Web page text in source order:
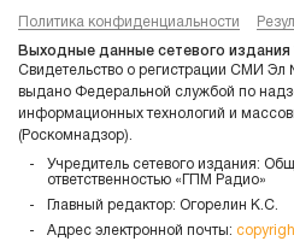
Политика конфиденциальности
Выходные данные сетевого издания
Свидетельство о регистрации СМИ Эл
выдано Федеральной службой по
информационных технологий и
(Роскомнадзор).
Учредитель сетевого издания:
ответственностью «ГПМ Радио»
Главный редактор: Огорелин К.С.
Адрес электронной почты: